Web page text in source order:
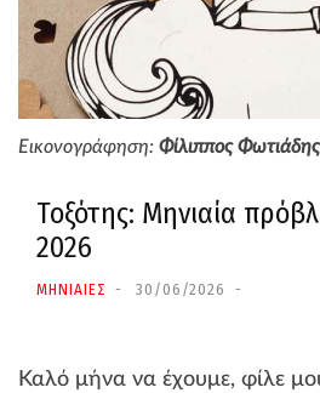
Εικονογράφηση: Φίλιππος Φωτιάδης
Τοξότης: Μηνιαία
2026
ΜΗΝΙΑΙΕΣ 30/06/2026
Καλό μήνα να έχουμε, φίλε